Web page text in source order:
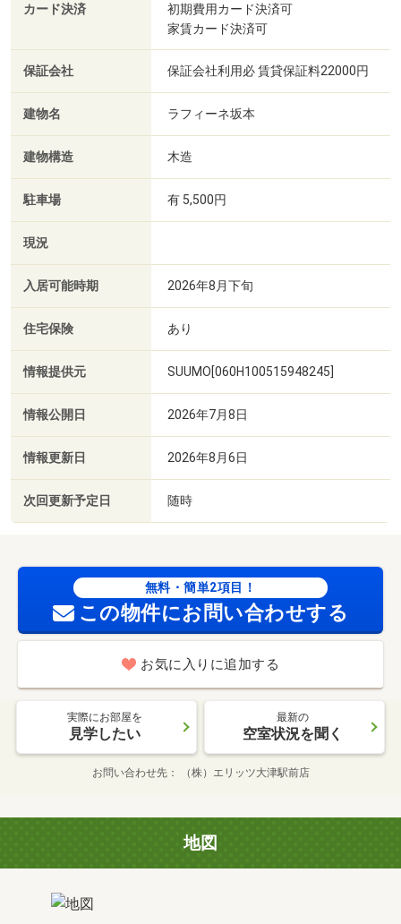
カード決済
初期費用カード決済可
家賃カード決済可
保証会社 保証会社利用必 賃貸保証料22000円
建物名 ラフィーネ坂本
建物構造 木造
駐車場 有 5,500円
現況
入居可能時期 2026年8月下旬
住宅保険 あり
情報提供元 SUUMO[060H100515948245]
情報公開日 2026年7月8日
情報更新日 2026年8月6日
次回更新予定日 随時
無料・簡単2項目！
この物件にお問い合わせする
お気に入りに追加する
実際にお部屋を
見学したい
最新の
空室状況を聞く
お問い合わせ先 （株）エリッツ大津駅前店
地図